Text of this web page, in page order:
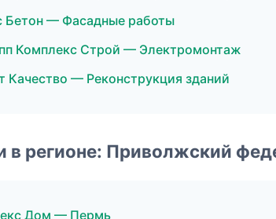
— Фасадные работы
Комплекс Строй — Электромонтаж
Качество — Реконструкция зданий
в регионе: Приволжский
Дом — Пермь